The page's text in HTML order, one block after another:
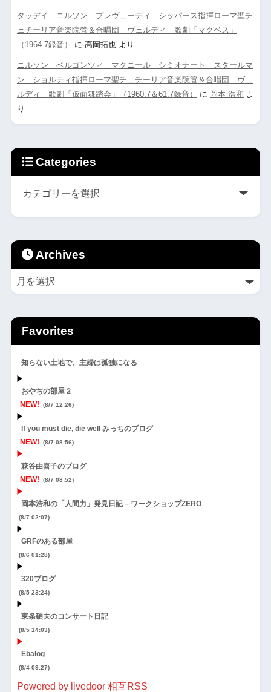
タッデイ ニルソン プレヴェーディ シッパース指揮ローマ聖チ
ェチーリア音楽院管＆合唱団 ヴェルディ 歌劇「マクベス」
（1964.7録音）
に 高岡拓也より
ニルソン ベルゴンツィ マクニール シミオナート スタールマ
ン ショルティ指揮ローマ聖チェチーリア音楽院管＆合唱団 ヴェ
ルディ 歌劇「仮面舞踏会」（1960.7＆61.7録音）
に 岡本 浩和 よ
り
Categories
Archives
Favorites
知らない土地で、主婦は孤独になる
おやぢの部屋２
NEW!
(8/7 12:26)
If you must die, die well みっちのブログ
NEW!
(8/7 08:56)
萩谷由喜子のブログ
NEW!
(8/7 08:52)
岡本浩和の「人間力」発見日記 – ワークショップZERO
(8/7 02:07)
GRFのある部屋
(8/6 01:28)
320ブログ
(8/5 23:24)
東条碩夫のコンサート日記
(8/5 14:03)
Ebalog
(8/4 09:27)
Powered by livedoor 相互RSS